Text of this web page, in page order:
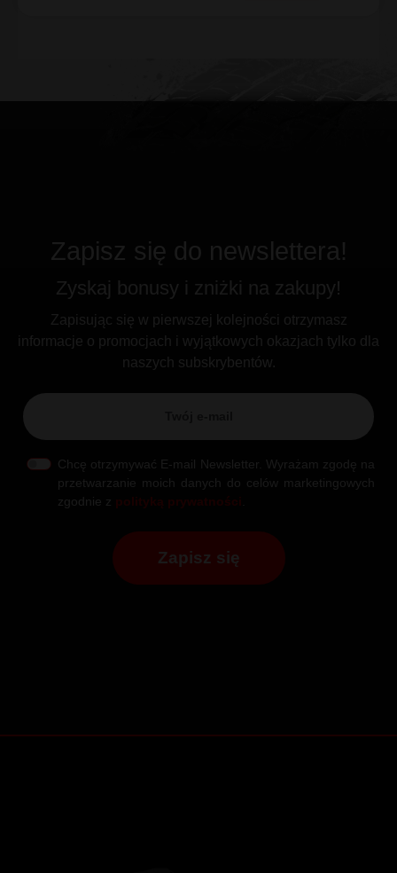
Zapisz się do newslettera!
Zyskaj bonusy i zniżki na zakupy!
Zapisując się w pierwszej kolejności otrzymasz
informacje o promocjach i wyjątkowych okazjach tylko dla
naszych subskrybentów.
Chcę otrzymywać E-mail Newsletter. Wyrażam zgodę na
przetwarzanie moich danych do celów marketingowych
zgodnie z polityką prywatności
Zapisz się